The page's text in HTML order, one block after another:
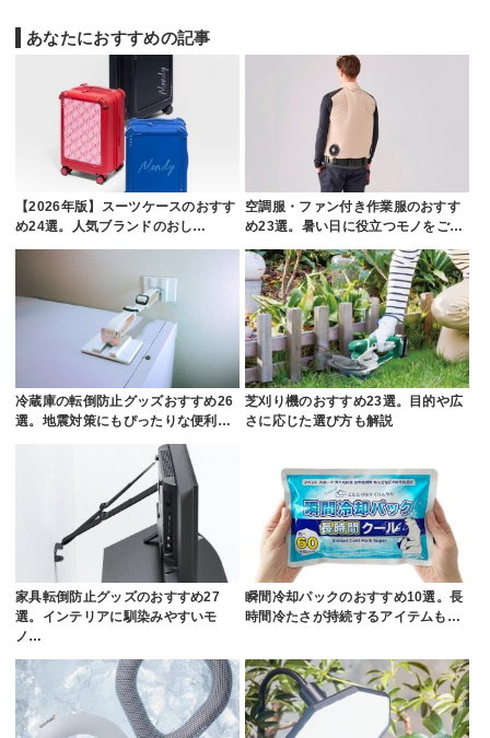
あなたにおすすめの記事
【2026年版】スーツケースのおすす
め24選。人気ブランドのおし…
空調服・ファン付き作業服のおすす
め23選。暑い日に役立つモノをご…
冷蔵庫の転倒防止グッズおすすめ26
選。地震対策にもぴったりな便利…
芝刈り機のおすすめ23選。目的や広
さに応じた選び方も解説
家具転倒防止グッズのおすすめ27
選。インテリアに馴染みやすいモ
ノ…
瞬間冷却パックのおすすめ10選。長
時間冷たさが持続するアイテムも…